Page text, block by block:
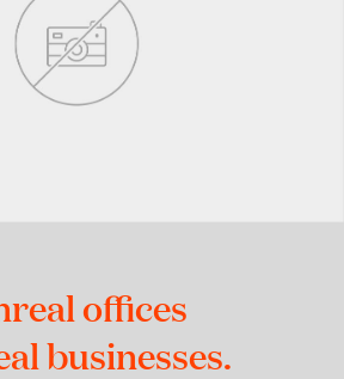
offices
businesses.